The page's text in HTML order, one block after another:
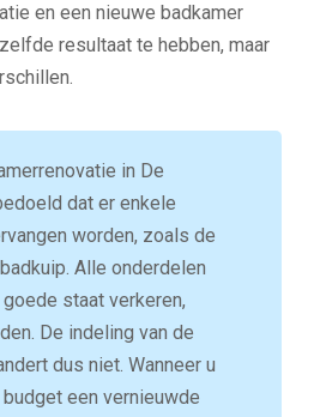
en een nieuwe badkamer
resultaat te hebben, maar
in De
dat er enkele
worden, zoals de
Alle onderdelen
staat verkeren,
De indeling van de
dus niet. Wanneer u
een vernieuwde